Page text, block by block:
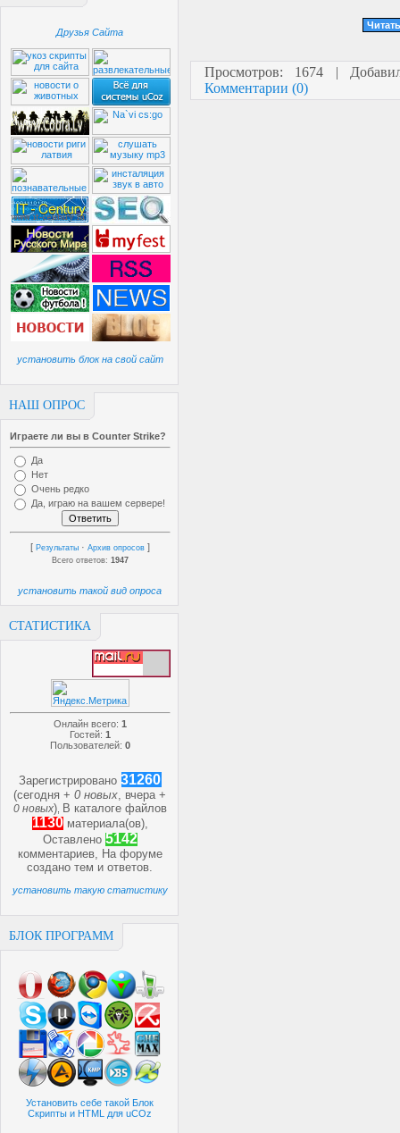
Друзья Сайта
установить блок на свой сайт
НАШ ОПРОС
Играете ли вы в Counter Strike?
Да
Нет
Очень редко
Да, играю на вашем сервере!
[ Результаты · Архив опросов ]
Всего ответов: 1947
установить такой вид опроса
СТАТИСТИКА
Онлайн всего: 1
Гостей: 1
Пользователей: 0
Зарегистрировано 31260
(сегодня +0 новых, вчера +
0 новых) В каталоге файлов
1130 материала(ов),
Оставлено 5142
комментариев, На форуме
созданотем иответов.
установить такую статистику
БЛОК ПРОГРАММ
Установить себе такой Блок
Скрипты и HTML для uCOz
Просмотров: 1674 |
Комментарии (0)